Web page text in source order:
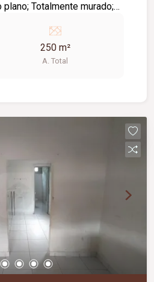
plano; Totalmente murado;
250 m²
A. Total